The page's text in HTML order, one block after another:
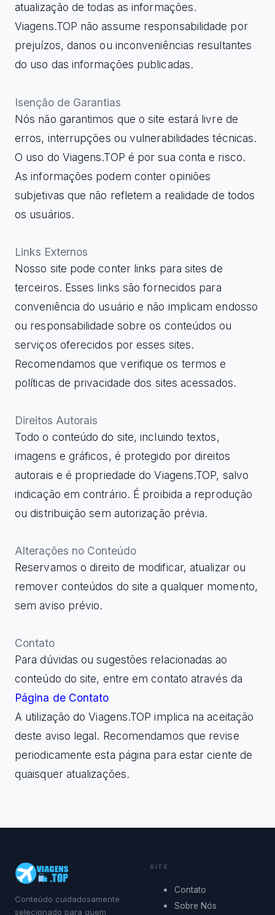
atualização de todas as informações.
Viagens.TOP não assume responsabilidade por
prejuízos, danos ou inconveniências resultantes
do uso das informações publicadas.
Isenção de Garantias
Nós não garantimos que o site estará livre de
erros, interrupções ou vulnerabilidades técnicas.
O uso do Viagens.TOP é por sua conta e risco.
As informações podem conter opiniões
subjetivas que não refletem a realidade de todos
os usuários.
Links Externos
Nosso site pode conter links para sites de
terceiros. Esses links são fornecidos para
conveniência do usuário e não implicam endosso
ou responsabilidade sobre os conteúdos ou
serviços oferecidos por esses sites.
Recomendamos que verifique os termos e
políticas de privacidade dos sites acessados.
Direitos Autorais
Todo o conteúdo do site, incluindo textos,
imagens e gráficos, é protegido por direitos
autorais e é propriedade do Viagens.TOP, salvo
indicação em contrário. É proibida a reprodução
ou distribuição sem autorização prévia.
Alterações no Conteúdo
Reservamos o direito de modificar, atualizar ou
remover conteúdos do site a qualquer momento,
sem aviso prévio.
Contato
Para dúvidas ou sugestões relacionadas ao
conteúdo do site, entre em contato através da
Página de Contato
A utilização do Viagens.TOP implica na aceitação
deste aviso legal. Recomendamos que revise
periodicamente esta página para estar ciente de
quaisquer atualizações.
Conteúdo cuidadosamente
selecionado para quem
SITE
Contato
Sobre Nós